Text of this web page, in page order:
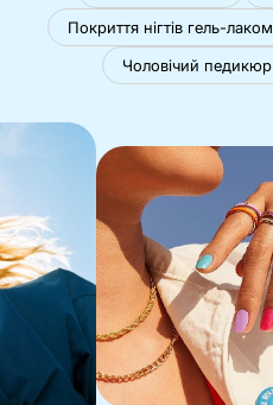
Покриття нігтів гель-лаком
Чоловічий педикюр